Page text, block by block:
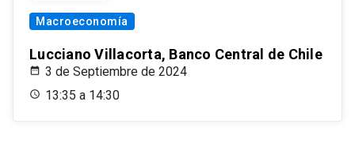
Macroeconomía
Lucciano Villacorta, Banco Central de Chile
3 de Septiembre de 2024
13:35 a 14:30